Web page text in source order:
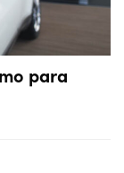
para